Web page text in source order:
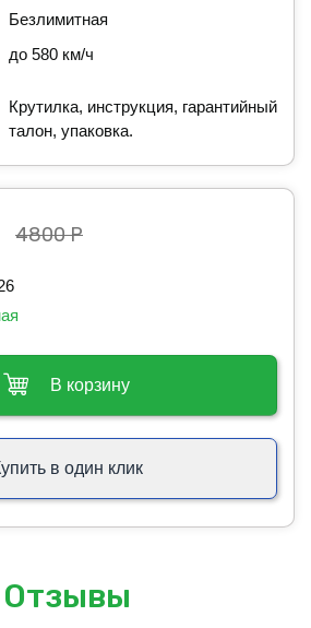
Безлимитная
до 580 км/ч
Крутилка, инструкция, гарантийный
талон, упаковка.
4800 Р
В корзину
в один клик
Отзывы